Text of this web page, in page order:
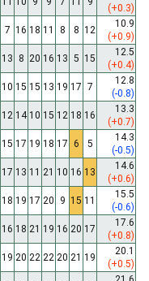
(+0.3)
7 16 18 11 8 8 12
10.9
(+0.9)
13 8 20 16 13 5 15
12.5
(+0.4)
10 15 15 13 19 17 7
12.8
(-0.8)
12 14 10 15 12 18 16
13.3
(+0.7)
15 17 19 18 17 6 5
14.3
(-0.5)
17 13 11 21 10 16 13
14.6
(+0.6)
18 19 17 20 9 15 11
15.5
(-0.6)
16 18 21 19 16 20 17
17.6
(+0.8)
19 20 22 22 20 21 19
20.1
(+0.5)